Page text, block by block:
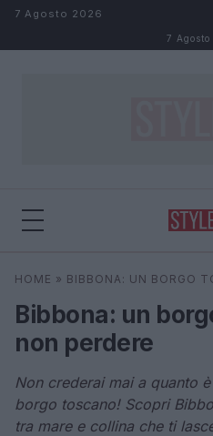
Salta al contenuto
7 Agosto 2026
7
Cerca
HOME » BIBBONA: UN BORGO
Bibbona: un
non perdere
Non crederai mai a quanto
borgo toscano! Scopri
tra mare e collina che ti